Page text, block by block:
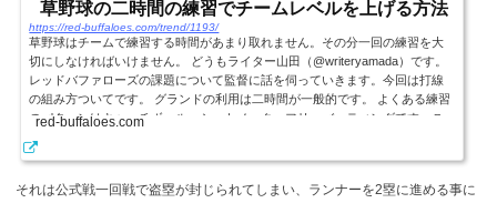
草野球の二時間の練習でチームレベルを上げる方法
https://red-buffaloes.com/trend/1193/
草野球はチームで練習する時間があまり取れません。その分一回の練習を大
切にしなければいけません。 どうもライター山田（@writeryamada）です。
レッドバファローズの課題について監督に話を伺っていきます。今回は打線
の組み方ついてです。 グランドの利用は二時間が一般的です。 よくある練習
のパターンはキャッチボール、シートノック、フリーバッティングです。こ
ません。 特にフリーバッティングは練習途中で守っている選手がダレて集中
red-buffaloes.com
それは公式戦一回戦で盗塁が封じられてしまい、ランナーを2塁に進める事に